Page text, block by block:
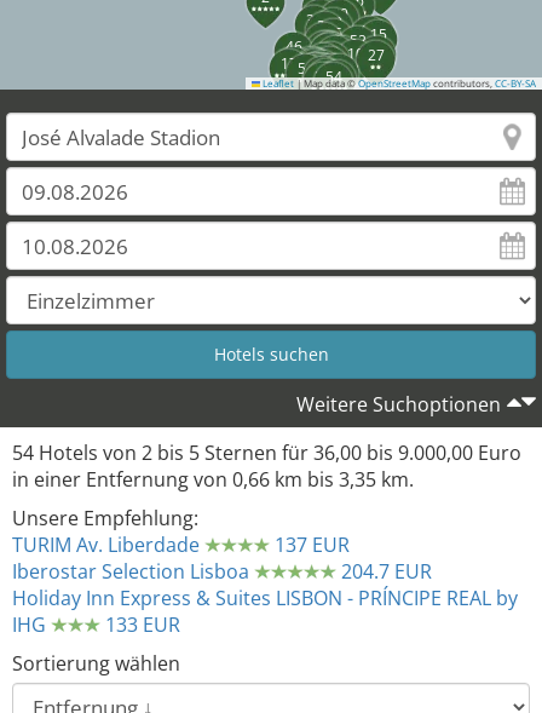
9 10
1112
13
14
15
16
17 182021
22
23
24 25
26
27
2829
30
31
32
33
34
35
37
38
4041
42
43
44
45
46 47
4849
50
51
52
53
54
Leaflet | Map data ©OpenStreetMap contributors, CC-BY-SA
Weitere Suchoptionen
54 Hotels von 2 bis 5Sternen für36,00 bis 9.000,00 Euro
in einer Entfernung von 0,66 km bis 3,35 km.
Unsere Empfehlung:
TURIM Av. Liberdade
137 EUR
Iberostar Selection Lisboa
204.7 EUR
Holiday Inn Express & Suites LISBON - PRÍNCIPE REAL by
IHG
133 EUR
Sortierung wählen